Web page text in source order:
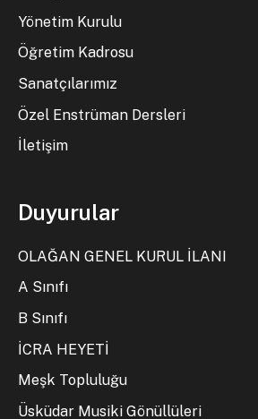
Yönetim Kurulu
Öğretim Kadrosu
Sanatçılarımız
Özel Enstrüman Dersleri
İletişim
Duyurular
OLAĞAN GENEL KURUL İLANI
A Sınıfı
B Sınıfı
İCRA HEYETİ
Meşk Topluluğu
Üsküdar Musiki Gönüllüleri